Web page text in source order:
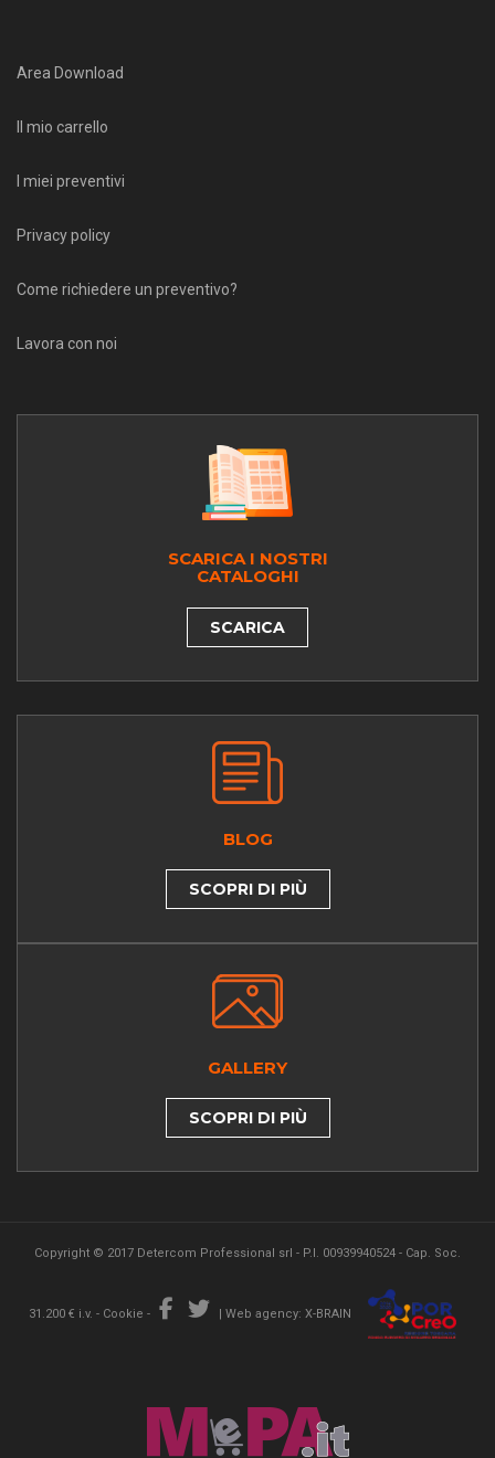
Area Download
Il mio carrello
I miei preventivi
Privacy policy
Come richiedere un preventivo?
Lavora con noi
SCARICA I NOSTRI
CATALOGHI
SCARICA
BLOG
SCOPRI DI PIÙ
GALLERY
SCOPRI DI PIÙ
Copyright © 2017 Detercom Professional srl - P.I. 00939940524 - Cap. Soc.
31.200 € i.v. - Cookie - | Web agency: X-BRAIN